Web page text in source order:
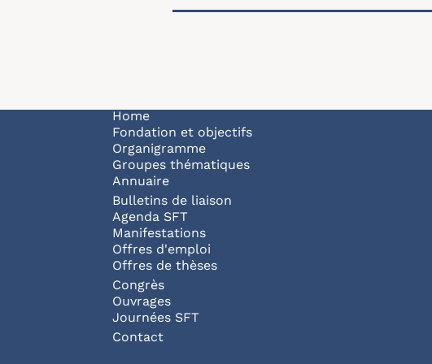
Navigation principale
Home
Fondation et objectifs
Organigramme
Groupes thématiques
Annuaire
Bulletins de liaison
Agenda SFT
Manifestations
Offres d'emploi
Offres de thèses
Congrès
Ouvrages
Journées SFT
Pied de page
Contact